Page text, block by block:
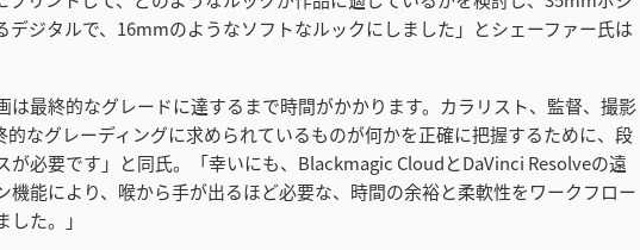
デジタルで、16mmのようなソフトなルックにしました」とシェーファー氏は
は最終的なグレードに達するまで時間がかかります。カラリスト、監督、撮影
的なグレーディングに求められているものが何かを正確に把握するために、段
が必要です」と同氏。「幸いにも、Blackmagic CloudとDaVinci Resolveの遠
機能により、喉から手が出るほど必要な、時間の余裕と柔軟性をワークフロー
た。」